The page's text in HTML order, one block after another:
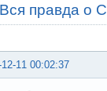
правда о
11 00:02:37